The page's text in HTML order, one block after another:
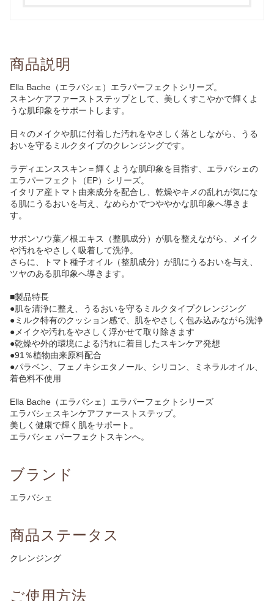
商品説明
Ella Bache（エラバシェ）エラパーフェクトシリーズ。
スキンケアファーストステップとして、美しくすこやかで輝くよ
うな肌印象をサポートします。
日々のメイクや肌に付着した汚れをやさしく落としながら、うる
おいを守るミルクタイプのクレンジングです。
ラディエンススキン＝輝くような肌印象を目指す、エラバシェの
エラパーフェクト（EP）シリーズ。
イタリア産トマト由来成分を配合し、乾燥やキメの乱れが気にな
る肌にうるおいを与え、なめらかでつややかな肌印象へ導きま
す。
サボンソウ葉／根エキス（整肌成分）が肌を整えながら、メイク
や汚れをやさしく吸着して洗浄。
さらに、トマト種子オイル（整肌成分）が肌にうるおいを与え、
ツヤのある肌印象へ導きます。
■製品特長
●肌を清浄に整え、うるおいを守るミルクタイプクレンジング
●ミルク特有のクッション感で、肌をやさしく包み込みながら洗浄
●メイクや汚れをやさしく浮かせて取り除きます
●乾燥や外的環境による汚れに着目したスキンケア発想
●91％植物由来原料配合
●パラベン、フェノキシエタノール、シリコン、ミネラルオイル、
着色料不使用
Ella Bache（エラバシェ）エラパーフェクトシリーズ
エラバシェスキンケアファーストステップ。
美しく健康で輝く肌をサポート。
エラバシェ パーフェクトスキンへ。
ブランド
エラバシェ
商品ステータス
クレンジング
ご使用方法